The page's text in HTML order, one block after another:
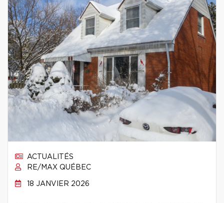
ACTUALITÉS
RE/MAX QUÉBEC
18 JANVIER 2026